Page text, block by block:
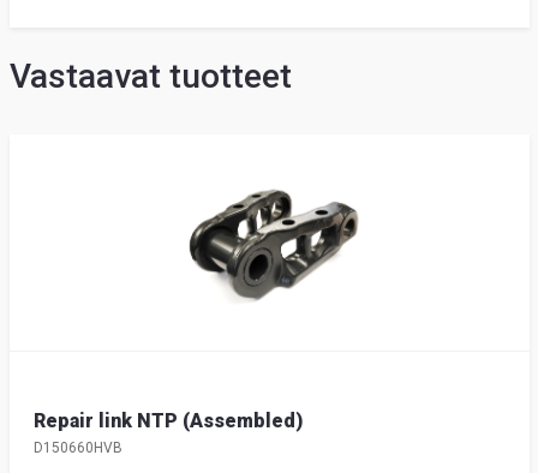
Vastaavat tuotteet
Repair link NTP (Assembled)
D150660HVB